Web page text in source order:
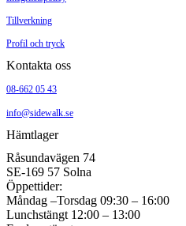
Tillverkning
Profil och tryck
Kontakta oss
08-662 05 43
info@sidewalk.se
Hämtlager
Råsundavägen 74
SE-169 57 Solna
Öppettider:
Måndag –Torsdag 09:30 – 16:00
Lunchstängt 12:00 – 13:00